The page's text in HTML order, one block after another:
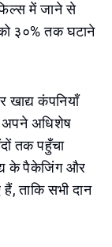
में जाने से
३०% तक घटाने
कंपनियाँ
अपने अधिशेष
तक पहुँचा
के पैकेजिंग और
हैं, ताकि सभी दान